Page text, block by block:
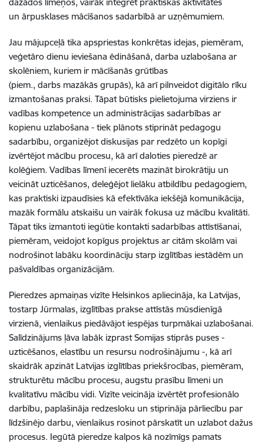
un ārpusklases mācīšanos sadarbībā ar uzņēmumiem.
Jau mājupceļā tika apspriestas konkrētas idejas, piemēram,
veģetāro dienu ieviešana ēdināšanā, darba uzlabošana ar
skolēniem, kuriem ir mācīšanās grūtības
(piem., darbs mazākās grupās), kā arī pilnveidot digitālo rīku
izmantošanas praksi. Tāpat būtisks pielietojuma virziens ir
vadības kompetence un administrācijas sadarbības ar
kopienu uzlabošana - tiek plānots stiprināt pedagogu
sadarbību, organizējot diskusijas par redzēto un kopīgi
izvērtējot mācību procesu, kā arī daloties pieredzē ar
kolēģiem. Vadības līmenī iecerēts mazināt birokrātiju un
veicināt uzticēšanos, deleģējot lielāku atbildību pedagogiem,
kas praktiski izpaudīsies kā efektīvāka iekšējā komunikācija,
mazāk formālu atskaišu un vairāk fokusa uz mācību kvalitāti.
Tāpat tiks izmantoti iegūtie kontakti sadarbības attīstīšanai,
piemēram, veidojot kopīgus projektus ar citām skolām vai
nodrošinot labāku koordināciju starp izglītības iestādēm un
pašvaldības organizācijām.
Pieredzes apmaiņas vizīte Helsinkos apliecināja, ka Latvijas,
tostarp Jūrmalas, izglītības prakse attīstās mūsdienīgā
virzienā, vienlaikus piedāvājot iespējas turpmākai uzlabošanai.
Salīdzinājums ļāva labāk izprast Somijas stiprās puses -
uzticēšanos, elastību un resursu nodrošinājumu -, kā arī
skaidrāk apzināt Latvijas izglītības priekšrocības, piemēram,
strukturētu mācību procesu, augstu prasību līmeni un
kvalitatīvu mācību vidi. Vizīte veicināja izvērtēt profesionālo
darbību, paplašināja redzesloku un stiprināja pārliecību par
līdzšinējo darbu, vienlaikus rosinot pārskatīt un uzlabot dažus
procesus. Iegūtā pieredze kalpos kā nozīmīgs pamats